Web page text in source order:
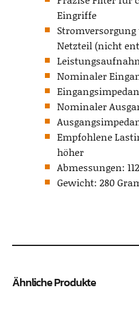
Eingriffe
Stromversorgung
Netzteil (nicht
Nominaler
Nominaler
Empfohlene
höher
Abmessungen:
Gewicht: 280
Ähnliche Produkte